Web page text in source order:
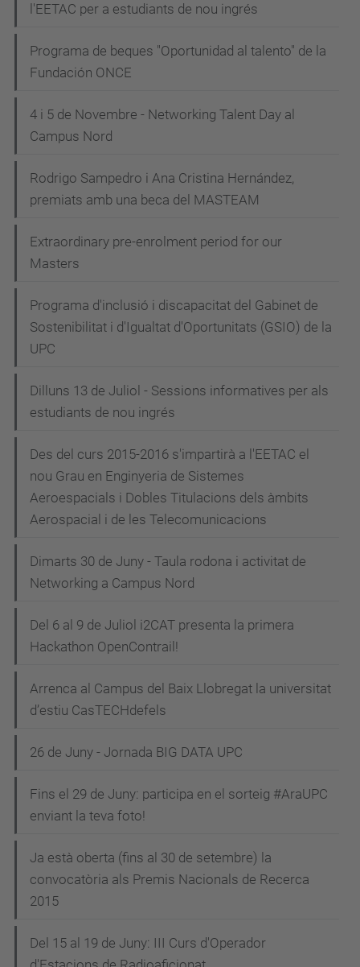
l'EETAC per a estudiants de nou ingrés
Programa de beques "Oportunidad al talento" de la
Fundación ONCE
4 i 5 de Novembre - Networking Talent Day al
Campus Nord
Rodrigo Sampedro i Ana Cristina Hernández,
premiats amb una beca del MASTEAM
Extraordinary pre-enrolment period for our
Masters
Programa d'inclusió i discapacitat del Gabinet de
Sostenibilitat i d'Igualtat d'Oportunitats (GSIO) de la
UPC
Dilluns 13 de Juliol - Sessions informatives per als
estudiants de nou ingrés
Des del curs 2015-2016 s'impartirà a l'EETAC el
nou Grau en Enginyeria de Sistemes
Aeroespacials i Dobles Titulacions dels àmbits
Aerospacial i de les Telecomunicacions
Dimarts 30 de Juny - Taula rodona i activitat de
Networking a Campus Nord
Del 6 al 9 de Juliol i2CAT presenta la primera
Hackathon OpenContrail!
Arrenca al Campus del Baix Llobregat la universitat
d’estiu CasTECHdefels
26 de Juny - Jornada BIG DATA UPC
Fins el 29 de Juny: participa en el sorteig #AraUPC
enviant la teva foto!
Ja està oberta (fins al 30 de setembre) la
convocatòria als Premis Nacionals de Recerca
2015
Del 15 al 19 de Juny: III Curs d'Operador